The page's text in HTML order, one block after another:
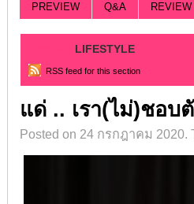
PREVIEW
Q&A REVIEW
LIFESTYLE
RSS feed for this section
แด่ .. เรา(ไม่)ชอบ
Posted on 24 กรกฎาคม 2020.